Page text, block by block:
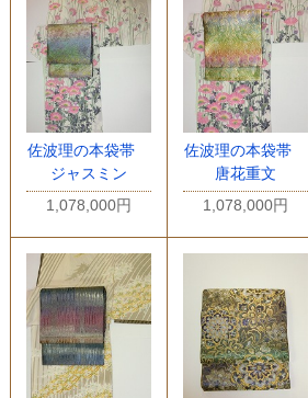
佐波理の本袋帯
ジャスミン
1,078,000円
佐波理の本袋帯
唐花重文
1,078,000円